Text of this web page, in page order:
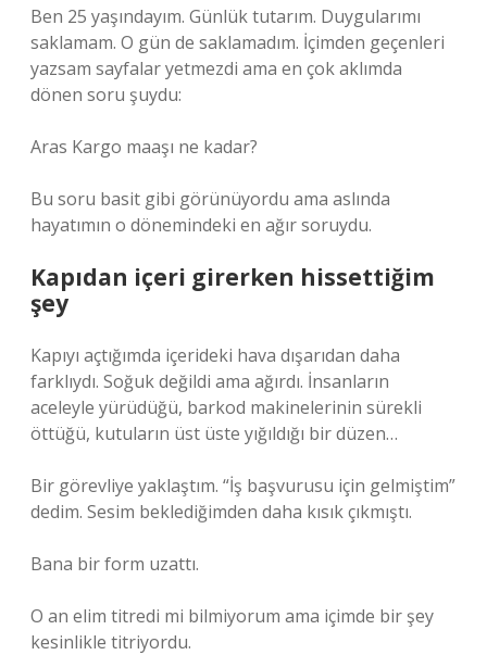
Ben 25 yaşındayım. Günlük tutarım. Duygularımı
saklamam. O gün de saklamadım. İçimden geçenleri
yazsam sayfalar yetmezdi ama en çok aklımda
dönen soru şuydu:
Aras Kargo maaşı ne kadar?
Bu soru basit gibi görünüyordu ama aslında
hayatımın o dönemindeki en ağır soruydu.
Kapıdan içeri girerken hissettiğim
şey
Kapıyı açtığımda içerideki hava dışarıdan daha
farklıydı. Soğuk değildi ama ağırdı. İnsanların
aceleyle yürüdüğü, barkod makinelerinin sürekli
öttüğü, kutuların üst üste yığıldığı bir düzen…
Bir görevliye yaklaştım. “İş başvurusu için gelmiştim”
dedim. Sesim beklediğimden daha kısık çıkmıştı.
Bana bir form uzattı.
O an elim titredi mi bilmiyorum ama içimde bir şey
kesinlikle titriyordu.